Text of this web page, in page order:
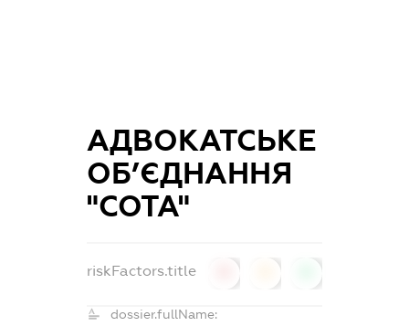
АДВОКАТСЬКЕ
ОБ’ЄДНАННЯ
"СОТА"
riskFactors.title
dossier.fullName: